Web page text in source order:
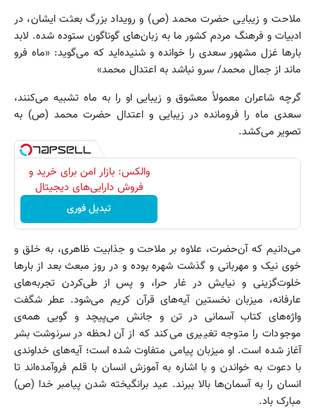
ملاحت و زیبایی حضرت محمد (ص) و رویداد بزرگ بعثت ایشان، در
ادبیات و فرهنگ مردم کشور ما به زبان‌های گوناگون ستوده شده. لابد
بارها غزل مشهور سعدی را خوانده و شنیده‌اید که می‌گوید: «ماه فرو
ماند از جمال محمد/ سرو نباشد به اعتدال محمد»
گرچه شاعران معمولاً معشوق و زیبایی او را به ماه تشبیه می‌کنند،
سعدی ماه را فرومانده در زیبایی و اعتدال حضرت محمد (ص) به
تصویر می‌کشد.
والکس: بازار امن برای خرید و
فروش دارایی‌های دیجیتال
تبدیل فوری
می‌دانیم که آن‌حضرت، علاوه بر ملاحت و جذابیت ظاهری، به خلق‌ و
خوی نیک و مهربانی و گذشت شهره بوده و در روز مبعث بعد از بارها
خلوت‌گزینی و نیایش در غار حرا، و پس از طی‌کردن تجربه‌های
عارفانه، میزبان نخستین آیه‌های قرآن کریم می‌شود. عطر شگفت
واژه‌های کتاب آسمانی در تن و جانش می‌پیچد و گویی همه‌ی
موجودات را متوجه تغییری می‌کند که از آن لحظه در سرنوشت بشر
آغاز شده است. او میزبان پیامی متفاوت شده است؛ آیه‌های خداوندی
با دعوت به خواندن و با اشاره به آموزش انسان با قلم فروآمده‌اند تا
انسان را به آسمان‌ها بالا ببرند. عید برانگیخته شدن پیامبر خدا (ص)
مبارک باد.